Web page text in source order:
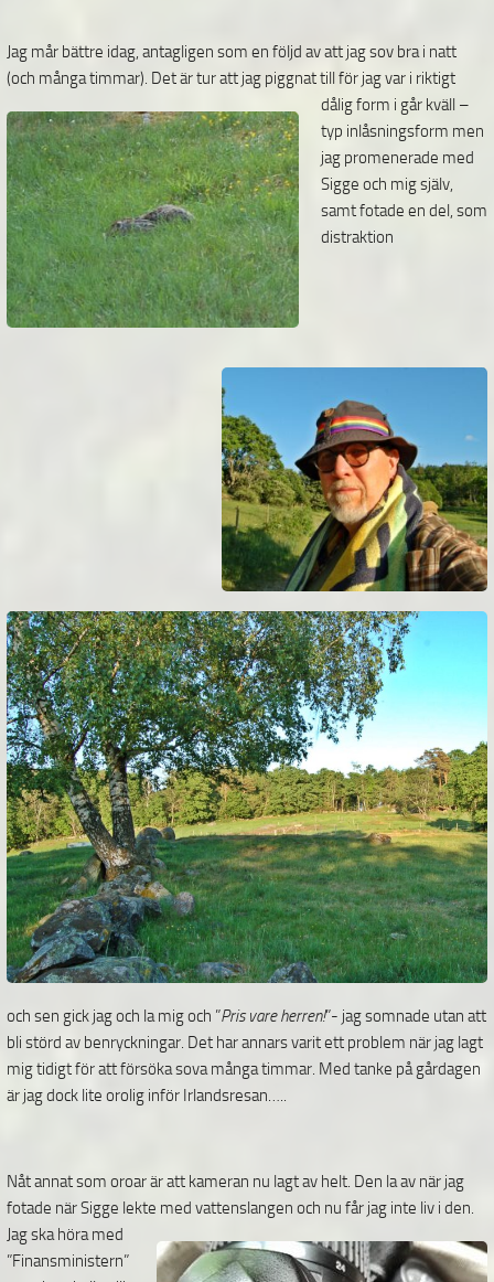
Jag mår bättre idag, antagligen som en följd av att jag sov bra i natt
(och många timmar). Det är turatt jag piggnat till för jag var i riktigt
dålig form i går kväll –
typ inlåsningsform men
jag promenerade med
Sigge och mig själv,
samt fotade en del, som
distraktion
och sen gick jag och la mig och ”Pris vare herren!”- jag somnade utan att
bli störd av benryckningar. Det har annars varit ett problem när jag lagt
mig tidigt för att försöka sova många timmar. Med tanke på gårdagen
är jag dock lite orolig inför Irlandsresan…..
Nåt annat som oroar är att kameran nu lagt av helt. Den la av när jag
fotade när Sigge lekte med vattenslangen och nu får jag inte liv i den.
Jag ska höra med
”Finansministern”